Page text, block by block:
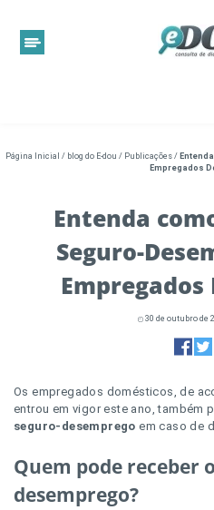
Página Inicial / blog do E-dou / Publicações/
Empregados
Entenda
Seguro-
30 de outubro de
Os empregados domésticos, de
entrou em vigor este ano, também
seguro-desemprego em caso de
Quem pode receber
desemprego?